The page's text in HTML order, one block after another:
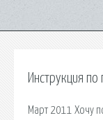
Инструкция
Март 2011 Хочу